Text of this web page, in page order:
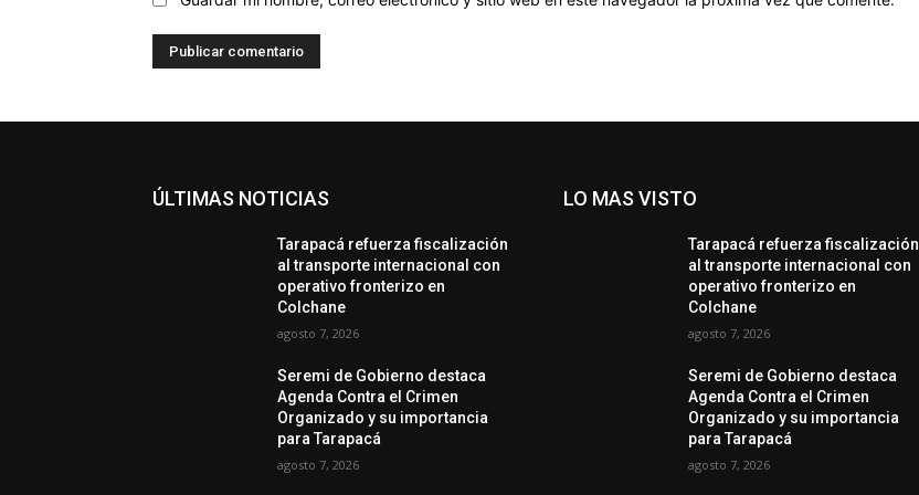
ÚLTIMAS NOTICIAS
Tarapacá refuerza fiscalización
al transporte internacional con
operativo fronterizo en
Colchane
agosto 7, 2026
Seremi de Gobierno destaca
Agenda Contra el Crimen
Organizado y su importancia
para Tarapacá
agosto 7, 2026
LO MAS VISTO
Tarapacá refuerza fiscalización
al transporte internacional con
operativo fronterizo en
Colchane
agosto 7, 2026
Seremi de Gobierno destaca
Agenda Contra el Crimen
Organizado y su importancia
para Tarapacá
agosto 7, 2026